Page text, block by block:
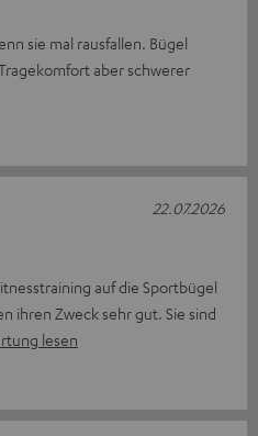
sie mal rausfallen. Bügel
aber schwerer
auf die Sportbügel
ihren Zweck sehr gut. Sie sind
lesen
22.07.2026